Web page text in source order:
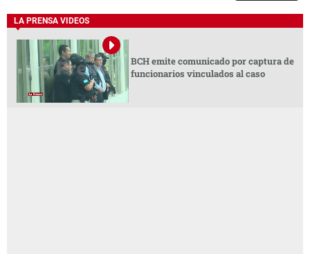
LA PRENSA VIDEOS
BCH emite comunicado por captura de
funcionarios vinculados al caso